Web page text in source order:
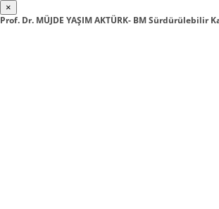
×
Prof. Dr. MÜJDE YAŞIM AKTÜRK- BM Sürdürülebilir